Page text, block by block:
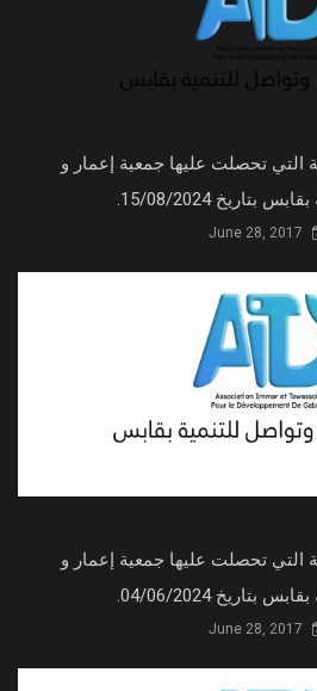
التي تحصلت عليها جمعية إعمار و
بتاريخ 15/08/2024.
التي تحصلت عليها جمعية إعمار و
بتاريخ 04/06/2024.